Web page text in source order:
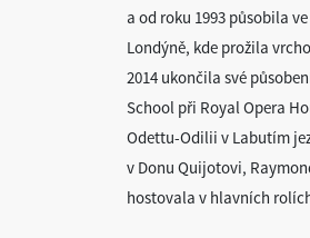
a od roku 1993 působila
Londýně, kde prožila
2014 ukončila své
School při Royal Opera
Odettu-Odilii v Labutím
v Donu Quijotovi,
hostovala v hlavních